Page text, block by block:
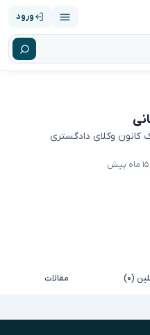
ورود
کانون وکلای دادگستری
(۰) مقالات